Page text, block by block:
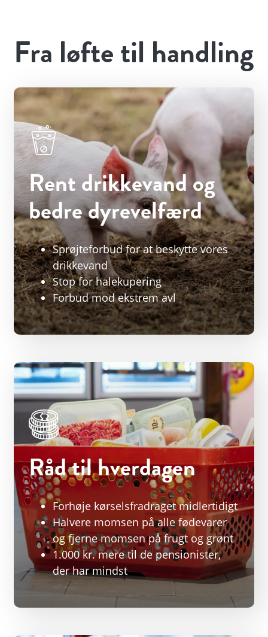
Fra løfte til handling
Råd til hverdagen
Forhøje kørselsfradraget midlertidigt
Halvere momsen på alle fødevarer
og fjerne momsen på frugt og grønt
1.000 kr. mere til de pensionister,
der har mindst
Rent drikkevand og
bedre dyrevelfærd
Sprøjteforbud for at beskytte vores
drikkevand
Stop for halekupering
Forbud mod ekstrem avl